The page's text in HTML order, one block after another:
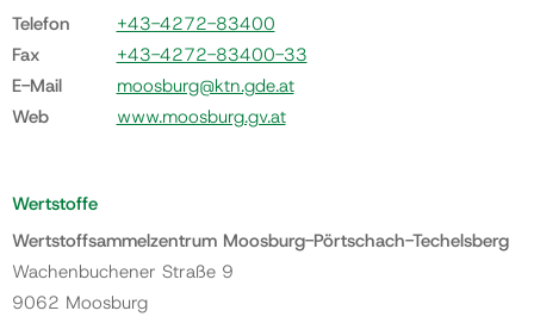
Telefon
+43-4272-83400
Fax
+43-4272-83400-33
E-Mail
moosburg@ktn.gde.at
Web
www.moosburg.gv.at
Wertstoffe
Wertstoffsammelzentrum Moosburg-Pörtschach-Techelsberg
Wachenbuchener Straße 9
9062 Moosburg